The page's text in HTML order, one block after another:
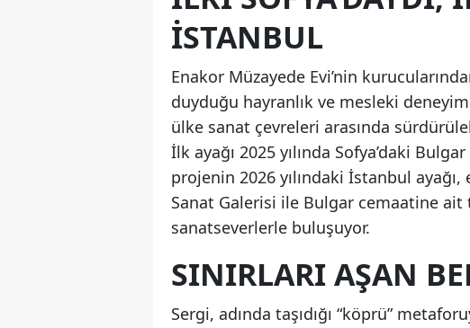
İSTANBUL
Enakor Müzayede Evi’nin
duyduğu hayranlık ve mesleki
ülke sanat çevreleri arasında
İlk ayağı 2025 yılında Sofya’daki
projenin 2026 yılındaki İstanbul
Sanat Galerisi ile Bulgar cemaatine ait
sanatseverlerle buluşuyor.
SINIRLARI AŞAN
Sergi, adında taşıdığı “köprü”